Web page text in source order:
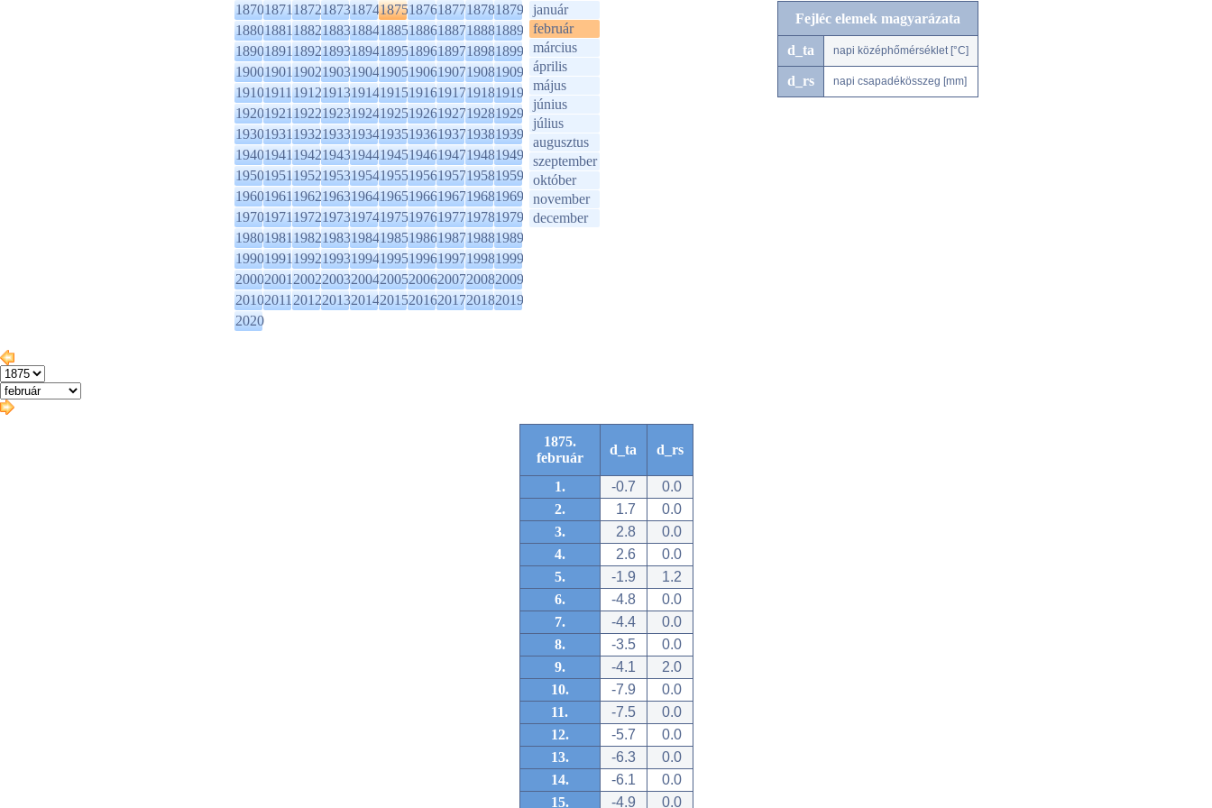
1870187118721873187418751876187718781879
1880188118821883188418851886188718881889
1890189118921893189418951896189718981899
1900190119021903190419051906190719081909
1910191119121913191419151916191719181919
1920192119221923192419251926192719281929
1930193119321933193419351936193719381939
1940194119421943194419451946194719481949
1950195119521953195419551956195719581959
1960196119621963196419651966196719681969
1970197119721973197419751976197719781979
1980198119821983198419851986198719881989
1990199119921993199419951996199719981999
2000200120022003200420052006200720082009
2010201120122013201420152016201720182019
2020
január
február
március
április
május
június
július
augusztus
szeptember
október
november
december
Fejléc elemek magyarázata
d_ta napi középhőmérséklet [°C]
d_rs napi csapadékösszeg [mm]
1875.
február
d_ta d_rs
1. -0.7
0.0
2.
1.7
0.0
3.
2.8
0.0
4.
2.6
0.0
5.
-1.9
1.2
6.
-4.8
0.0
7.
-4.4
0.0
8.
-3.5
0.0
9.
-4.1
2.0
10.
-7.9
0.0
11.
-7.5
0.0
12.
-5.7
0.0
13.
-6.3
0.0
14.
-6.1
0.0
15.
-4.9 0.0